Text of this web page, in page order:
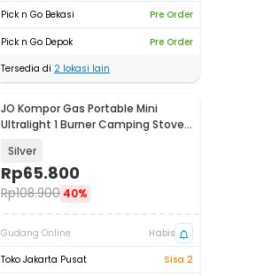
Pick n Go Bekasi
Pre Order
Pick n Go Depok
Pre Order
Tersedia di 2 lokasi lain
JO Kompor Gas Portable Mini
Ultralight 1 Burner Camping Stove
Silver
Rp65.800
Rp108.900 40%
Gudang Online
Habis
Toko Jakarta Pusat
Sisa 2